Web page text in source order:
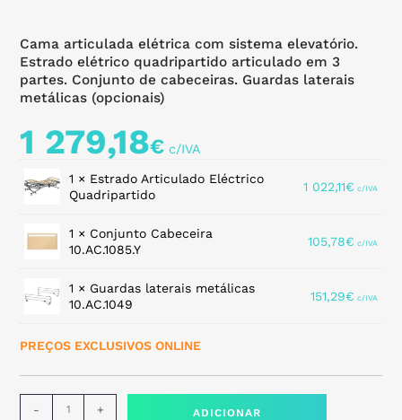
Cama articulada elétrica com sistema elevatório.
Estrado elétrico quadripartido articulado em 3
partes. Conjunto de cabeceiras. Guardas laterais
metálicas (opcionais)
1 279,18€
1 × Estrado Articulado Eléctrico
Quadripartido
1 022,11€
1 × Conjunto Cabeceira
10.AC.1085.Y
105,78€
1 × Guardas laterais metálicas
10.AC.1049
151,29€
PREÇOS EXCLUSIVOS ONLINE
- + ADICIONAR